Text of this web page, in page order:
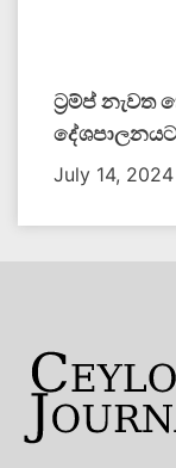
ට්‍රම්ප්
July 14, 2024